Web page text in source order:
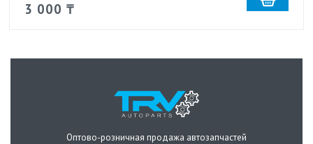
3 000 ₸
Оптово-розничная продажа автозапчастей